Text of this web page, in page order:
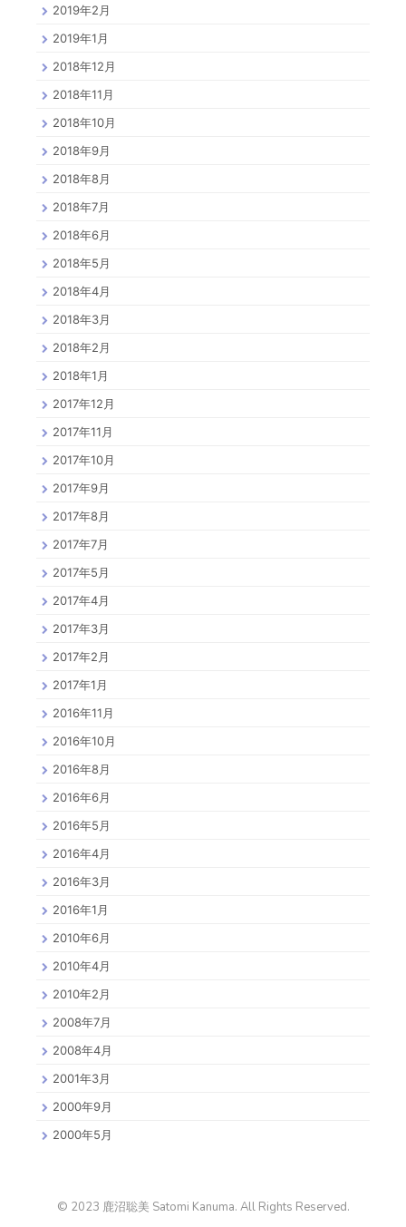
2019年2月
2019年1月
2018年12月
2018年11月
2018年10月
2018年9月
2018年8月
2018年7月
2018年6月
2018年5月
2018年4月
2018年3月
2018年2月
2018年1月
2017年12月
2017年11月
2017年10月
2017年9月
2017年8月
2017年7月
2017年5月
2017年4月
2017年3月
2017年2月
2017年1月
2016年11月
2016年10月
2016年8月
2016年6月
2016年5月
2016年4月
2016年3月
2016年1月
2010年6月
2010年4月
2010年2月
2008年7月
2008年4月
2001年3月
2000年9月
2000年5月
© 2023 鹿沼聡美 Satomi Kanuma. All Rights Reserved.